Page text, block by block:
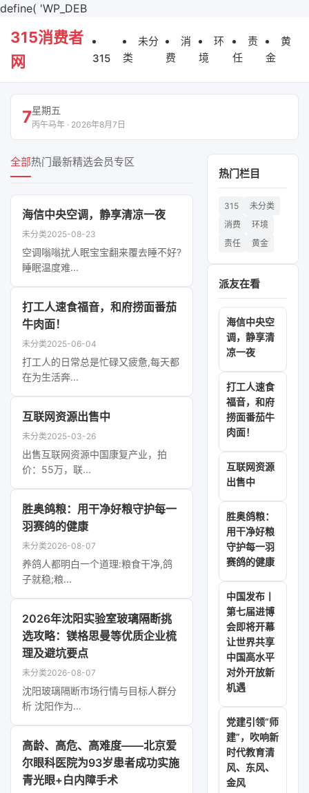
define( 'WP_DEB
315消费者
网
315
未分
类
消
费
环
境
责
任
黄
金
7星期五
丙午马年 · 2026年8月7日
全部热门最新精选会员专区
海信中央空调，静享清凉一夜
未分类2025-08-23
空调嗡嗡扰人眠宝宝翻来覆去睡不好?
睡眠温度难...
打工人速食福音，和府捞面番茄
牛肉面！
未分类2025-06-04
打工人的日常总是忙碌又疲惫,每天都
在为生活奔...
互联网资源出售中
未分类2025-03-26
出售互联网资源中国康复产业，拍
价：55万，联...
胜奥鸽粮：用干净好粮守护每一
羽赛鸽的健康
未分类2026-08-07
养鸽人都明白一个道理:粮食干净,鸽
子就稳;粮...
2026年沈阳实验室玻璃隔断挑
选攻略：镁格思曼等优质企业梳
理及避坑要点
未分类2026-08-07
沈阳玻璃隔断市场行情与目标人群分
析 沈阳作为...
高龄、高危、高难度——北京爱
尔眼科医院为93岁患者成功实施
青光眼+白内障手术
热门栏目
315
未分类
消费
环境
责任
黄金
派友在看
海信中央空
调，静享清
凉一夜
打工人速食
福音，和府
捞面番茄牛
肉面！
互联网资源
出售中
胜奥鸽粮：
用干净好粮
守护每一羽
赛鸽的健康
中国发布丨
第七届进博
会即将开幕
让世界共享
中国高水平
对外开放新
机遇
党建引领“师
建”，吹响新
时代教育清
风、东风、
金风